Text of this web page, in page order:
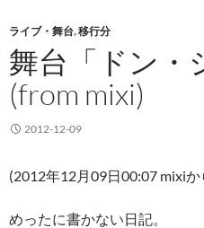
ライブ・舞台,移行分
舞台「ドン・
(from mixi)
2012-12-09
(2012年12月09日00:07 mixiか
めったに書かない日記。